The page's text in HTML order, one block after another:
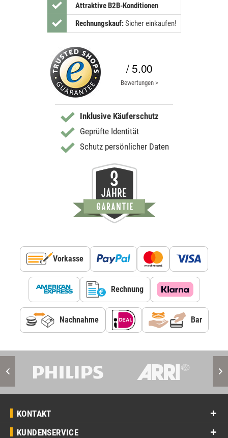
Attraktive B2B-Konditionen
Rechnungskauf:Sicher einkaufen!
/ 5.00
Bewertungen >
Inklusive Käuferschutz
Geprüfte Identität
Schutz persönlicher Daten
Vorkasse
Rechnung
Nachnahme Bar
KONTAKT
KUNDENSERVICE